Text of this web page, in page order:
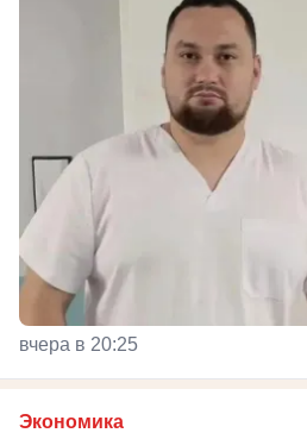
вчера в 20:25
Экономика